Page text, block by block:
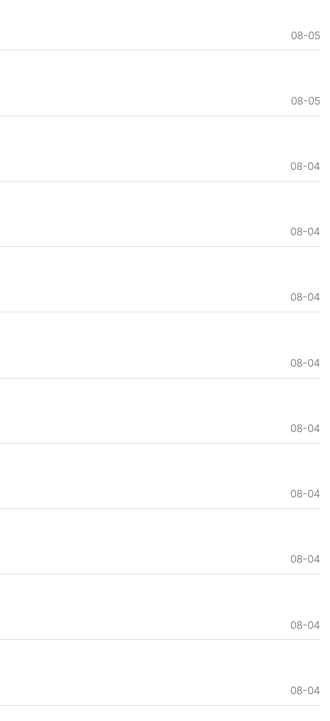
08-05
08-05
08-04
08-04
08-04
08-04
08-04
08-04
08-04
08-04
08-04